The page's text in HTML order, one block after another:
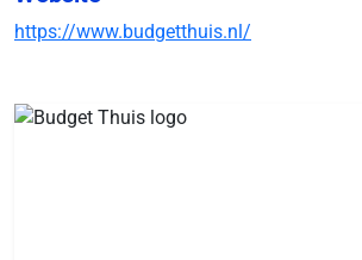
https://www.budgetthuis.nl/